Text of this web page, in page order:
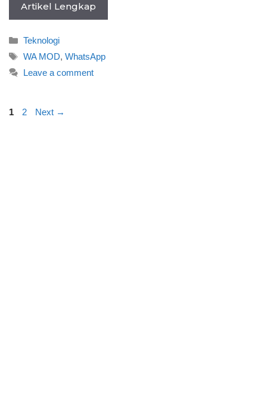
Artikel Lengkap
Categories
Teknologi
Tags
WA MOD, WhatsApp
Leave a comment
Page
1 Page
2 Next →